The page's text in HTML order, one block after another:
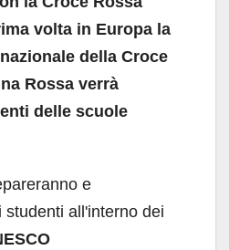
volta in Europa la
della Croce
Rossa verrà
delle scuole
e
all'interno dei